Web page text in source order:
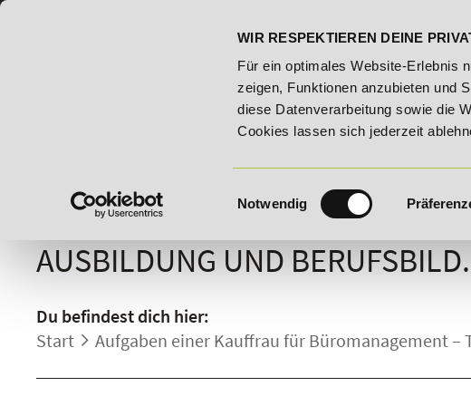
WIR RESPEKTIEREN DEINE
Für ein optimales Website-Erlebnis
zeigen, Funktionen anzubieten und
diese Datenverarbeitung sowie die
Cookies lassen sich jederzeit
Einwilligungsauswahl
Notwendig
20% Rabatt bis 03.09.2026 - Bildungsroute!
KAUFFRAU/-MANN FÜR
AUSBILDUNG UND BERUFSBILD.
Du befindest dich hier:
Start
Aufgaben einer Kauffrau für Büromanagement